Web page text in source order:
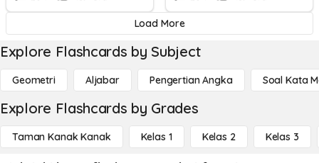
Load More
Explore Flashcards by Subject
Geometri Aljabar Pengertian Angka Soal Kata
Explore Flashcards by Grades
Taman Kanak Kanak Kelas 1 Kelas 2 Kelas 3